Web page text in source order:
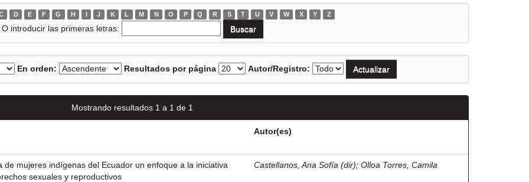
D E F G H I J K L M N O P Q R S T U V W X Y Z
O introducir las primeras letras:
En orden: Resultados por página Autor/Registro:
Mostrando resultados 1 a 1 de 1
Autor(es)
de mujeres indígenas del Ecuador un enfoque a la iniciativa
sexuales y reproductivos
Castellanos, Ana Sofía (dir); Olloa Torres, Camila